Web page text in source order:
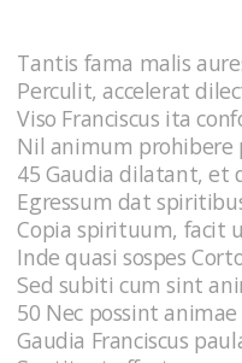
Tantis fama malis
Perculit, accelerat
Viso Franciscus ita
Nil animum
45 Gaudia dilatant, et
Egressum dat
Copia spirituum, facit
Inde quasi sospes
Sed subiti cum sint
50 Nec possint
Gaudia Franciscus